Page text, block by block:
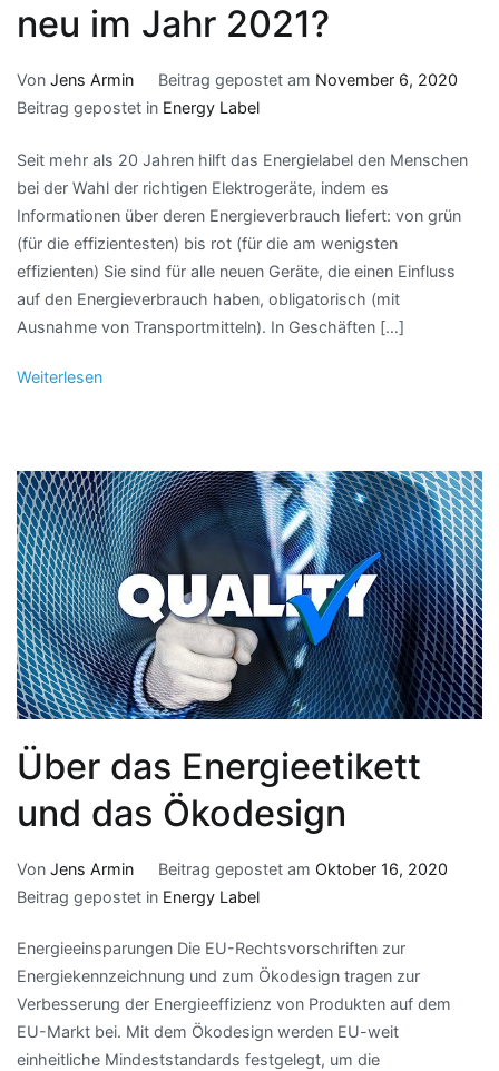
neu im Jahr 2021?
Von Jens Armin Beitrag gepostet am November 6, 2020
Beitrag gepostet in Energy Label
Seit mehr als 20 Jahren hilft das Energielabel den Menschen
bei der Wahl der richtigen Elektrogeräte, indem es
Informationen über deren Energieverbrauch liefert: von grün
(für die effizientesten) bis rot (für die am wenigsten
effizienten) Sie sind für alle neuen Geräte, die einen Einfluss
auf den Energieverbrauch haben, obligatorisch (mit
Ausnahme von Transportmitteln). In Geschäften […]
Weiterlesen
Über das Energieetikett
und das Ökodesign
Von Jens Armin Beitrag gepostet am Oktober 16, 2020
Beitrag gepostet in Energy Label
Energieeinsparungen Die EU-Rechtsvorschriften zur
Energiekennzeichnung und zum Ökodesign tragen zur
Verbesserung der Energieeffizienz von Produkten auf dem
EU-Markt bei. Mit dem Ökodesign werden EU-weit
einheitliche Mindeststandards festgelegt, um die